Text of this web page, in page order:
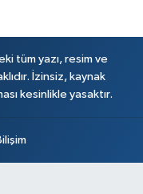
tüm yazı, resim ve
İzinsiz, kaynak
kesinlikle yasaktır.